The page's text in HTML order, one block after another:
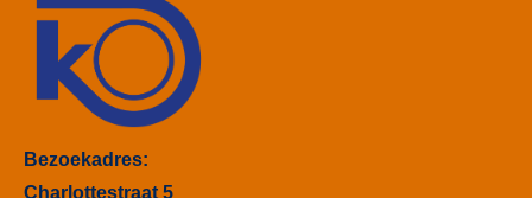
Bezoekadres:
Charlottestraat 5